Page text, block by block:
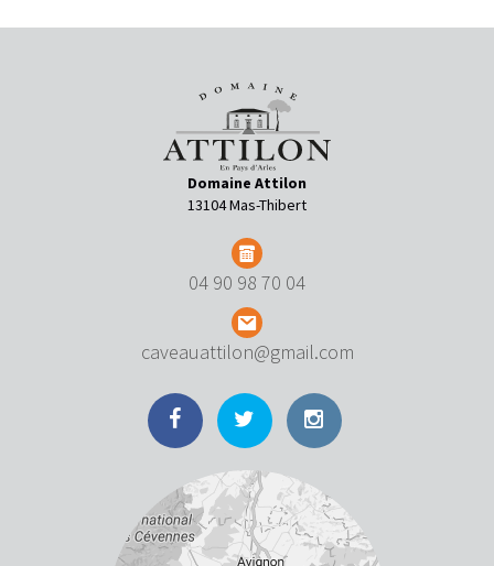
Domaine Attilon
13104 Mas-Thibert
04 90 98 70 04
caveauattilon@gmail.com